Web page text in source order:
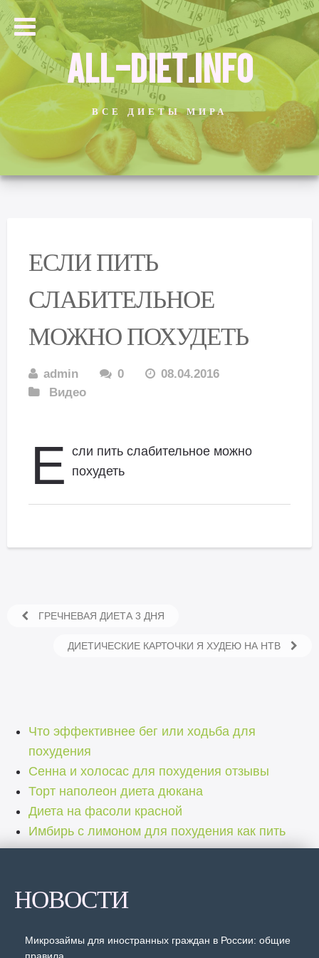
ALL-DIET.INFO
ВСЕ ДИЕТЫ МИРА
ЕСЛИ ПИТЬ
СЛАБИТЕЛЬНОЕ
МОЖНО ПОХУДЕТЬ
admin 0
08.04.2016
Видео
Е сли пить слабительное можно
похудеть
ГРЕЧНЕВАЯ ДИЕТА 3 ДНЯ
ДИЕТИЧЕСКИЕ КАРТОЧКИ Я ХУДЕЮ НА НТВ
Что эффективнее бег или ходьба для
похудения
Сенна и холосас для похудения отзывы
Торт наполеон диета дюкана
Диета на фасоли красной
Имбирь с лимоном для похудения как пить
НОВОСТИ
Микрозаймы для иностранных граждан в России: общие